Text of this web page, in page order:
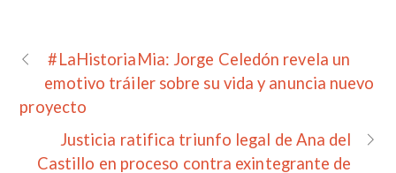
#LaHistoriaMia: Jorge Celedón revela un
emotivo tráiler sobre su vida y anuncia nuevo
proyecto
Justicia ratifica triunfo legal de Ana del
Castillo en proceso contra exintegrante de